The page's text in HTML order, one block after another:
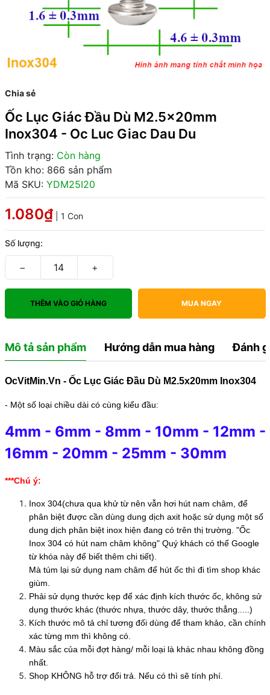
Chia sẻ
Ốc Lục Giác Đầu Dù M2.5x20mm
Inox304 - Oc Luc Giac Dau Du
Tình trạng: Còn hàng
Tồn kho: 866 sản phẩm
Mã SKU: YDM25I20
1.080₫ | 1 Con
Số lượng:
− +
THÊM VÀO GIỎ HÀNG MUA NGAY
Mô tả sản phẩm Hướng dẫn mua hàng Đánh
OcVitMin.Vn - Ốc Lục Giác Đầu Dù M2.5x20mm Inox304
- Một số loại chiều dài có cùng kiểu đầu:
4mm - 6mm - 8mm - 10mm - 12mm -
16mm - 20mm - 25mm - 30mm
***Chú ý:
Inox 304(chưa qua khử từ nên vẫn hơi hút nam châm, để
phân biệt được cần dùng dung dịch axit hoặc sử dụng một số
dung dịch phân biệt inox hiện đang có trên thị trường. "Ốc
Inox 304 có hút nam châm không" Quý khách có thể Google
từ khóa này để biết thêm chi tiết).
Mà túm lại sử dụng nam châm để hút ốc thì đi tìm shop khác
giùm.
Phải sử dụng thước kẹp để xác định kích thước ốc, không sử
dụng thước khác (thước nhựa, thước dây, thước thẳng.....)
Kích thước mô tả chỉ tương đối dùng để tham khảo, cần chính
xác từng mm thì không có.
Màu sắc của mỗi đợt hàng/ mỗi loại là khác nhau không đồng
nhất.
Shop KHÔNG hỗ trợ đổi trả. Nếu có thì sẽ tính phí.